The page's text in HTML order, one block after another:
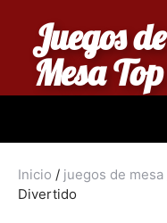
Juegos de
Mesa Top
Inicio / juegos de mesa
Divertido